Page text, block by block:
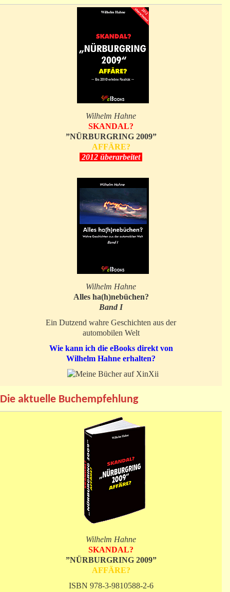
Wilhelm Hahne
SKANDAL?
”NÜRBURGRING 2009”
AFFÄRE?
2012 überarbeitet
Wilhelm Hahne
Alles ha(h)nebüchen?
Band I
Ein Dutzend wahre Geschichten aus der
automobilen Welt
Wie kann ich die eBooks direkt von
Wilhelm Hahne erhalten?
Die aktuelle Buchempfehlung
Wilhelm Hahne
SKANDAL?
”NÜRBURGRING 2009”
AFFÄRE?
ISBN 978-3-9810588-2-6